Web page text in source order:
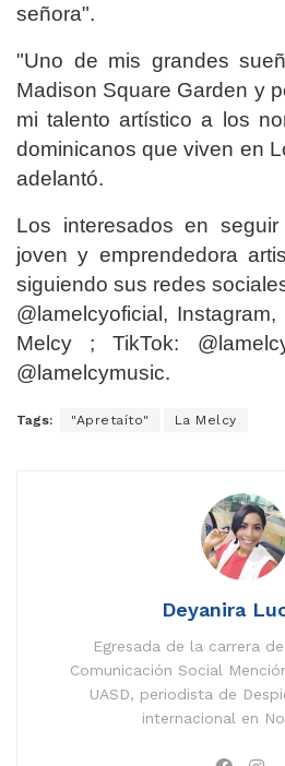
señora".
"Uno de mis grandes
Madison Square Garden y
mi talento artístico a los
dominicanos que viven en
adelantó.
Los interesados en
joven y emprendedora
siguiendo sus redes
@lamelcyoficial,
Melcy ; TikTok:
@lamelcymusic.
Tags: "Apretaíto" La Melcy
Deyanira
Egresada de la carrera
Comunicación Social
UASD, periodista de
internacional en